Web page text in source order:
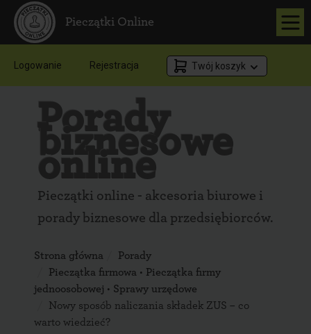
Pieczątki Online
Logowanie Rejestracja Twój koszyk
Porady
biznesowe
online
Pieczątki online - akcesoria biurowe i
porady biznesowe dla przedsiębiorców.
Strona główna
Porady
Pieczątka firmowa • Pieczątka firmy
jednoosobowej • Sprawy urzędowe
Nowy sposób naliczania składek ZUS – co
warto wiedzieć?